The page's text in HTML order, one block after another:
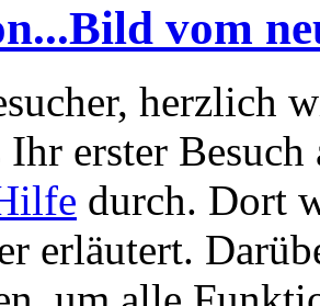
vom
herzlich
erster
durch. Dort
erläutert.